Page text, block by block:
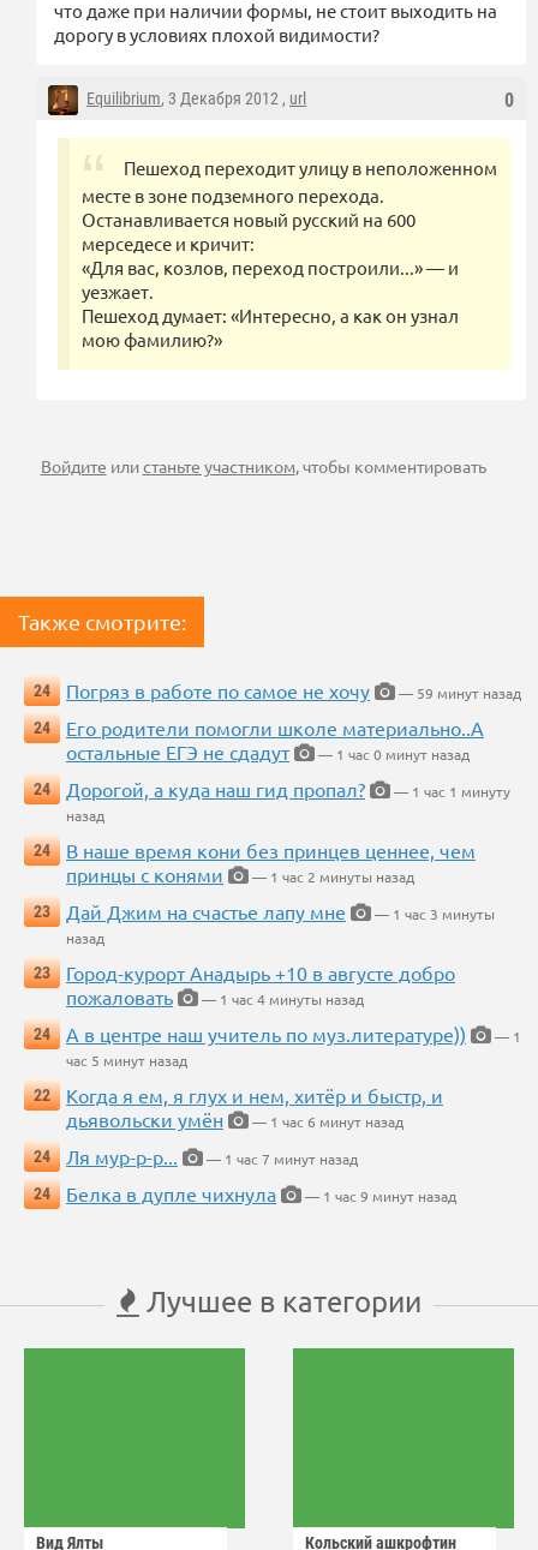
что даже при наличии формы, не стоит выходить на
дорогу в условиях плохой видимости?
0
Equilibrium, 3 Декабря 2012 , url
Пешеход переходит улицу в неположенном
месте в зоне подземного перехода.
Останавливается новый русский на 600
мерседесе и кричит:
«Для вас, козлов, переход построили...» — и
уезжает.
Пешеход думает: «Интересно, а как он узнал
мою фамилию?»
Войдите илистаньте участником, чтобы комментировать
Также смотрите:
24 Погряз в работе по самое не хочу
— 59 минут назад
24
Его родители помогли школе материально..А
остальные ЕГЭ не сдадут
— 1 час 0 минут назад
24
Дорогой, а куда наш гид пропал?
— 1 час 1 минуту
назад
24
В наше время кони без принцев ценнее, чем
принцы с конями
— 1 час 2 минуты назад
23
Дай Джим на счастье лапу мне
— 1 час 3 минуты
назад
23
Город-курорт Анадырь +10 в августе добро
пожаловать
— 1 час 4 минуты назад
24
А в центре наш учитель по муз.литературе))
— 1
час 5 минут назад
22
Когда я ем, я глух и нем, хитёр и быстр, и
дьявольски умён
— 1 час 6 минут назад
24
Ля мур-р-р...
— 1 час 7 минут назад
24
Белка в дупле чихнула — 1 час 9 минут назад
Лучшее в категории
Вид Ялты Кольский ашкрофтин